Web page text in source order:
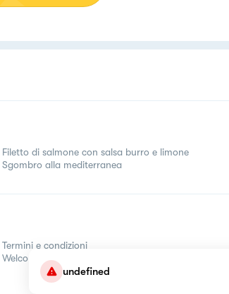
undefined
Filetto di salmone con salsa burro e limone
Sgombro alla mediterranea
Termini e condizioni
Welcome